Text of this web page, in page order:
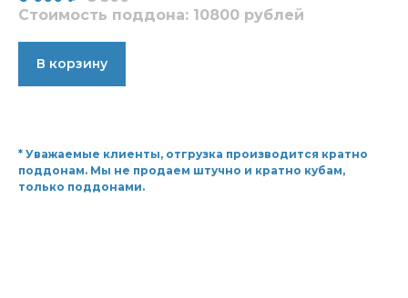
Стоимость поддона: 10800 рублей
В корзину
* Уважаемые клиенты, отгрузка производится кратно
поддонам. Мы не продаем штучно и кратно кубам,
только поддонами.